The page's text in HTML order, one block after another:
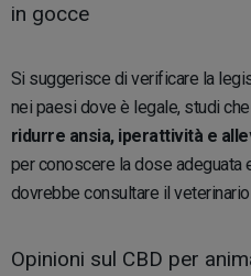
in gocce
Si suggerisce di verificare la
nei paesi dove è legale, studi
ridurre ansia, iperattività e
per conoscere la dose adeguata
dovrebbe consultare il
Opinioni sul CBD per